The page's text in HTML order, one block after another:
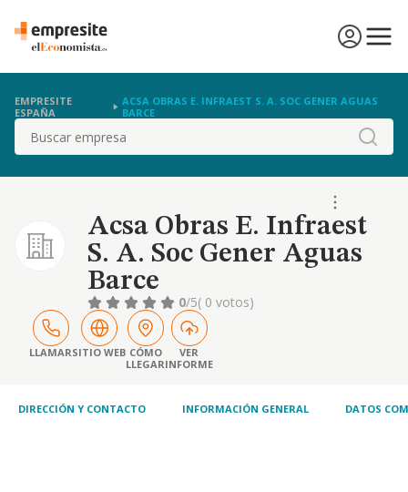
EMPRESITE
ESPAÑA
ACSA OBRAS E. INFRAEST S. A. SOC GENER AGUAS
BARCE
Buscar
Acsa Obras E. Infraest
S. A. Soc Gener Aguas
Barce
0/5( 0 votos)
LLAMARSITIO WEB CÓMO
LLEGAR
VER
INFORME
DIRECCIÓN Y CONTACTO INFORMACIÓN GENERAL DATOS